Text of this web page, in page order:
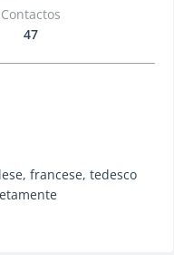
Contactos
47
francese, tedesco